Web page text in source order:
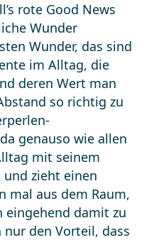
rote Good News
Wunder
Wunder, das sind
im Alltag, die
deren Wert man
so richtig zu
genauso wie allen
mit seinem
zieht einen
mal aus dem Raum,
eingehend damit zu
nur den Vorteil, dass